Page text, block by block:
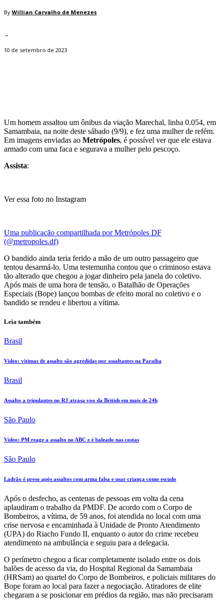
By Willian Carvalho de Menezes
-
10 de setembro de 2023
Um homem assaltou um ônibus da viação Marechal, linha 0.054, em
Samambaia, na noite deste sábado (9/9), e fez uma mulher de refém.
Em imagens enviadas ao Metrópoles, é possível ver que ele estava
armado com uma faca e segurava a mulher pelo pescoço.
Assista:
Ver essa foto no Instagram
Uma publicação compartilhada por Metrópoles DF
(@metropoles.df)
O bandido ainda teria ferido a mão de um outro passageiro que
tentou desarmá-lo. Uma testemunha contou que o criminoso estava
tão alterado que chegou a jogar dinheiro pela janela do coletivo.
Após mais de uma hora de tensão, o Batalhão de Operações
Especiais (Bope) lançou bombas de efeito moral no coletivo e o
bandido se rendeu e libertou a vítima.
Leia também
Brasil
Vídeo: vítimas de assalto são agredidas por assaltantes na Paraíba
Brasil
Assalto a tripulantes no RJ atrasa voo da British em mais de 24h
São Paulo
Vídeo: PM reage a assalto no ABC e é baleado nas costas
São Paulo
Ladrão é preso após assaltos com arma falsa e usar criança como escudo
Após o desfecho, as centenas de pessoas em volta da cena
aplaudiram o trabalho da PMDF. De acordo com o Corpo de
Bombeiros, a vítima, de 59 anos, foi atendida no local com uma
crise nervosa e encaminhada à Unidade de Pronto Atendimento
(UPA) do Riacho Fundo II, enquanto o autor do crime recebeu
atendimento na ambulância e seguiu para a delegacia.
O perímetro chegou a ficar completamente isolado entre os dois
balões de acesso da via, do Hospital Regional da Samambaia
(HRSam) ao quartel do Corpo de Bombeiros, e policiais militares do
Bope foram ao local para fazer a negociação. Atiradores de elite
chegaram a se posicionar em prédios da região, mas não precisaram